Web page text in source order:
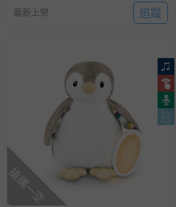
最新上架 追蹤
搶購一空